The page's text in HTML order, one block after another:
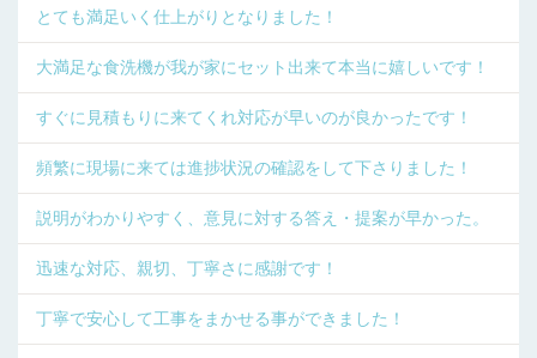
とても満足いく仕上がりとなりました！
大満足な食洗機が我が家にセット出来て本当に嬉しいです！
すぐに見積もりに来てくれ対応が早いのが良かったです！
頻繁に現場に来ては進捗状況の確認をして下さりました！
説明がわかりやすく、意見に対する答え・提案が早かった。
迅速な対応、親切、丁寧さに感謝です！
丁寧で安心して工事をまかせる事ができました！